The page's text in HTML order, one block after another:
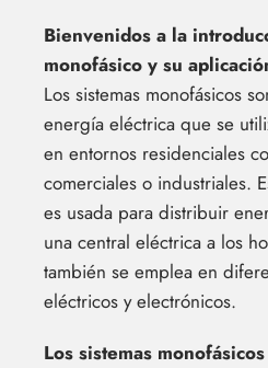
Bienvenidos a la
monofásico y su
Los sistemas monofásicos
energía eléctrica que se
en entornos residenciales
comerciales o industriales.
es usada para distribuir
una central eléctrica a los
también se emplea en
eléctricos y electrónicos.
Los sistemas